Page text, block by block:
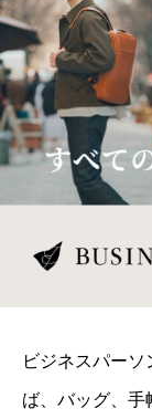
ビジネスパーソ
ば、バッグ、手